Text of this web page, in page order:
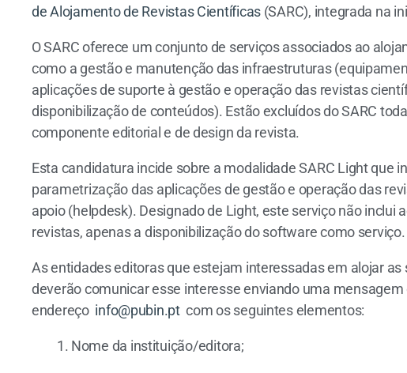
de Alojamento de Revistas Científicas (SARC), integrada na
O SARC oferece um conjunto de serviços associados ao
como a gestão e manutenção das infraestruturas
aplicações de suporte à gestão e operação das revistas
disponibilização de conteúdos). Estão excluídos do SARC
componente editorial e de design da revista.
Esta candidatura incide sobre a modalidade SARC Light que
parametrização das aplicações de gestão e operação das
apoio (helpdesk). Designado de Light, este serviço não inclui
revistas, apenas a disponibilização do software como serviço.
As entidades editoras que estejam interessadas em alojar as
deverão comunicar esse interesse enviando uma
endereço info@pubin.ptcom os seguintes elementos:
Nome da instituição/editora;